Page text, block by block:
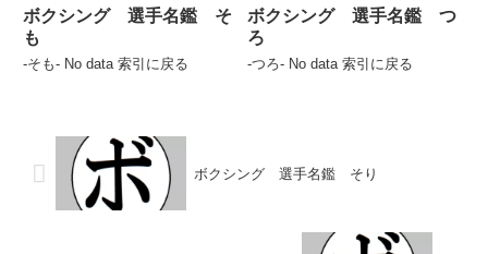
ボクシング 選手名鑑 そ
も
-そも- No data 索引に戻る
ボクシング 選手名鑑 つ
ろ
-つろ- No data 索引に戻る
ボクシング 選手名鑑 そり